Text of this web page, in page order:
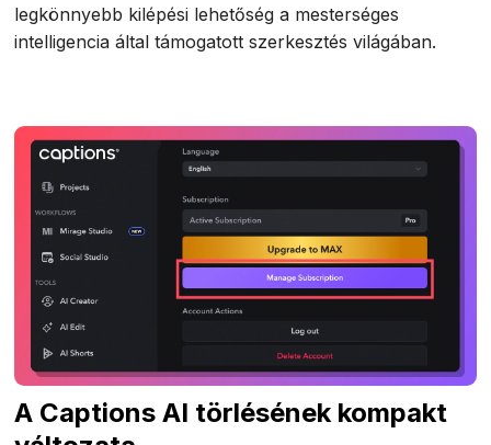
legkönnyebb kilépési lehetőség a mesterséges
intelligencia által támogatott szerkesztés világában.
A Captions AI törlésének kompakt